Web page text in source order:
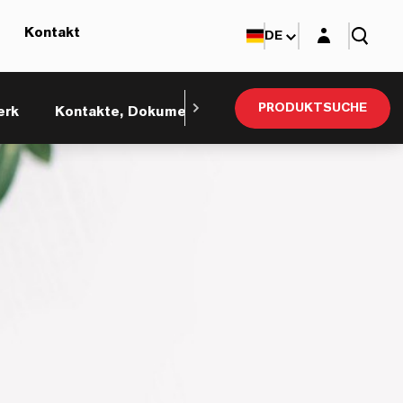
Kontakt
Kontakte, Dokumente und EbusinessPRODUKTSUCHE
DE Login-Maske